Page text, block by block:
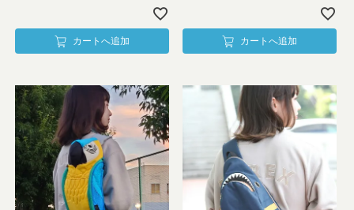
カートへ追加 カートへ追加